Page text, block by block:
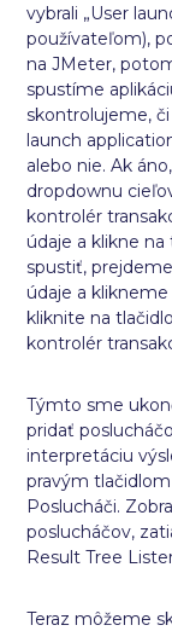
vybrali „User
používateľom),
na JMeter,
spustíme
skontrolujeme,
launch
alebo nie. Ak
dropdownu
kontrolér
údaje a klikne
spustiť,
údaje a
kliknite na
kontrolér
Týmto sme
pridať
interpretáciu
pravým
Poslucháči.
poslucháčov,
Result Tree
Teraz môžeme